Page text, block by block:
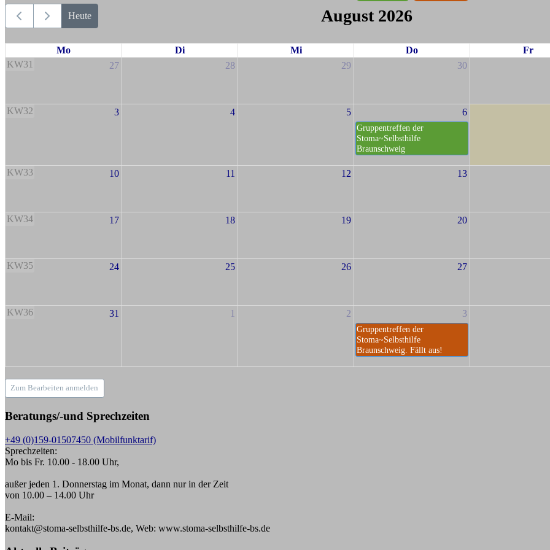
Heute August 2026
Mo Di Mi Do
Fr
KW31
27 28 29 30
KW32 3 4 5 6
Gruppentreffen der
Stoma~Selbsthilfe
Braunschweig
KW33 10 11 12 13
KW34 17 18 19 20
KW35 24 25 26 27
KW36 31 1 2 3
Gruppentreffen der
Stoma~Selbsthilfe
Braunschweig. Fällt aus!
Zum Bearbeiten anmelden
Beratungs/-und Sprechzeiten
+49 (0)159-01507450 (Mobilfunktarif)
Sprechzeiten:
Mo bis Fr. 10.00 - 18.00 Uhr,
außer jeden 1. Donnerstag im Monat, dann nur in der Zeit
von 10.00 – 14.00 Uhr
E-Mail:
kontakt@stoma-selbsthilfe-bs.de, Web: www.stoma-selbsthilfe-bs.de